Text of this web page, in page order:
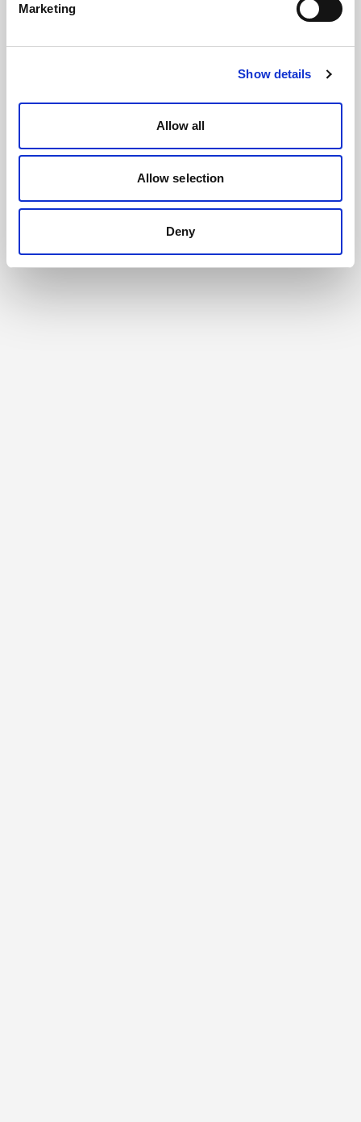
Marketing
Show details
Allow all
Allow selection
Deny